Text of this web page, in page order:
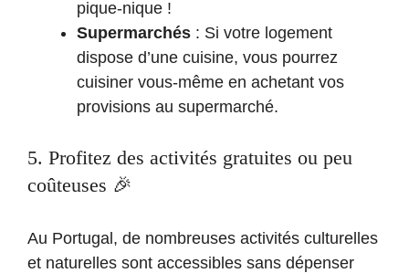
pique-nique !
Supermarchés : Si votre logement
dispose d’une cuisine, vous pourrez
cuisiner vous-même en achetant vos
provisions au supermarché.
5. Profitez des activités gratuites ou peu
coûteuses 🎉
Au Portugal, de nombreuses activités culturelles
et naturelles sont accessibles sans dépenser